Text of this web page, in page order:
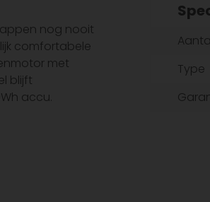
nog nooit
comfortabele
met
blijft
accu.
Type